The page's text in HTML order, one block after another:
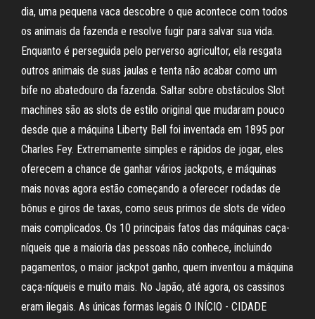
dia, uma pequena vaca descobre o que acontece com todos
os animais da fazenda e resolve fugir para salvar sua vida.
Enquanto é perseguida pelo perverso agricultor, ela resgata
outros animais de suas jaulas e tenta não acabar como um
bife no abatedouro da fazenda. Saltar sobre obstáculos Slot
machines são as slots de estilo original que mudaram pouco
desde que a máquina Liberty Bell foi inventada em 1895 por
Charles Fey. Extremamente simples e rápidos de jogar, eles
oferecem a chance de ganhar vários jackpots, e máquinas
mais novas agora estão começando a oferecer rodadas de
bônus e giros de taxas, como seus primos de slots de vídeo
mais complicados. Os 10 principais fatos das máquinas caça-
níqueis que a maioria das pessoas não conhece, incluindo
pagamentos, o maior jackpot ganho, quem inventou a máquina
caça-níqueis e muito mais. No Japão, até agora, os cassinos
eram ilegais. As únicas formas legais O INÍCIO - CIDADE